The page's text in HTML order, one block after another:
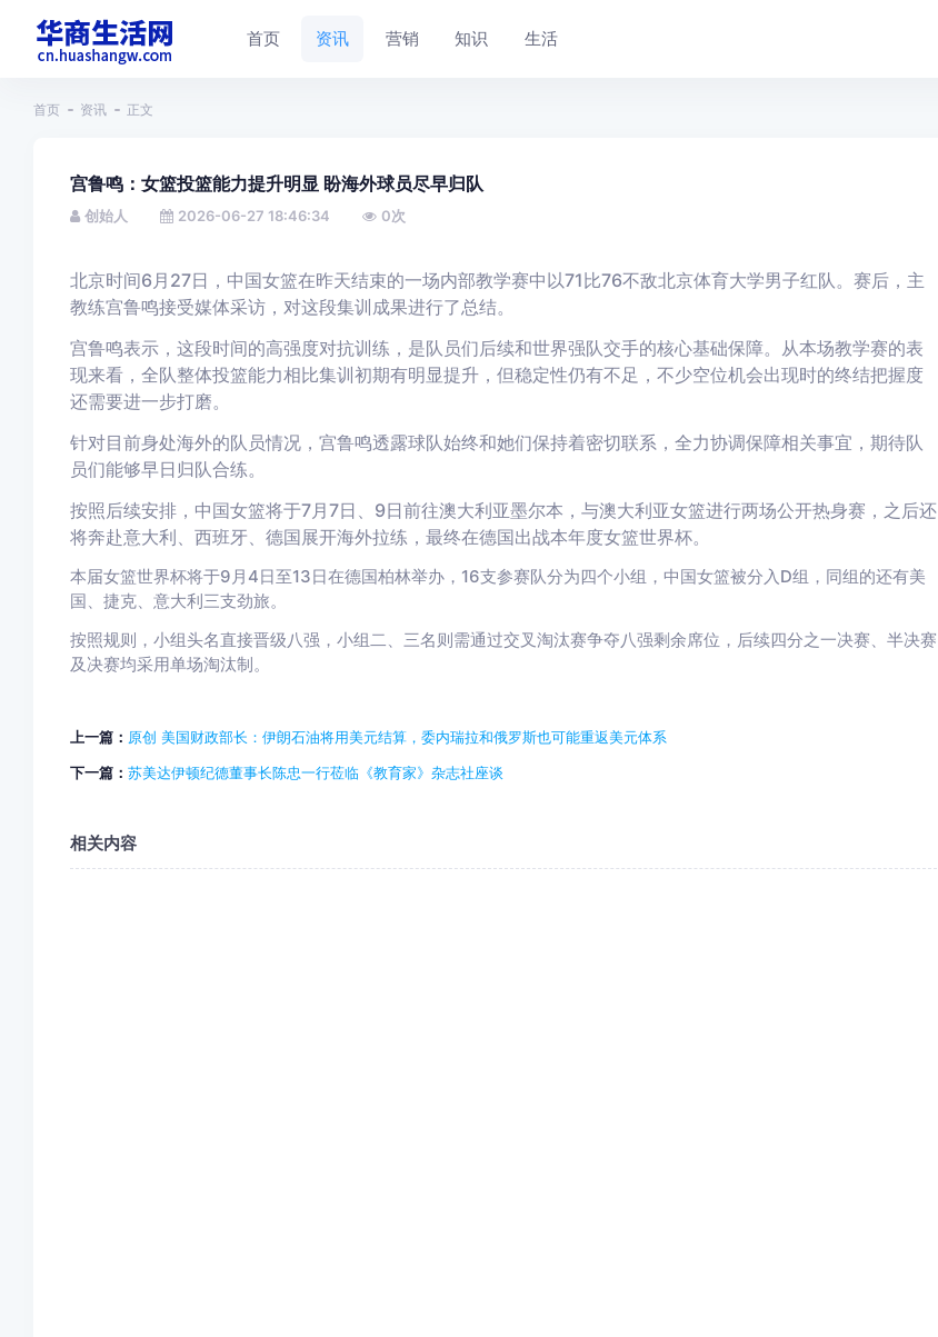
首页 资讯 营销 知识 生活
首页 资讯 正文
宫鲁鸣：女篮投篮能力提升明显 盼海外球员尽早归队
创始人 2026-06-27 18:46:34 0次
北京时间6月27日，中国女篮在昨天结束的一场内部教学赛中以71比76不敌北京体育大学男子红队。赛后，主
教练宫鲁鸣接受媒体采访，对这段集训成果进行了总结。
宫鲁鸣表示，这段时间的高强度对抗训练，是队员们后续和世界强队交手的核心基础保障。从本场教学赛的表
现来看，全队整体投篮能力相比集训初期有明显提升，但稳定性仍有不足，不少空位机会出现时的终结把握度
还需要进一步打磨。
针对目前身处海外的队员情况，宫鲁鸣透露球队始终和她们保持着密切联系，全力协调保障相关事宜，期待队
员们能够早日归队合练。
按照后续安排，中国女篮将于7月7日、9日前往澳大利亚墨尔本，与澳大利亚女篮进行两场公开热身赛，之后还
将奔赴意大利、西班牙、德国展开海外拉练，最终在德国出战本年度女篮世界杯。
本届女篮世界杯将于9月4日至13日在德国柏林举办，16支参赛队分为四个小组，中国女篮被分入D组，同组的还有美
国、捷克、意大利三支劲旅。
按照规则，小组头名直接晋级八强，小组二、三名则需通过交叉淘汰赛争夺八强剩余席位，后续四分之一决赛、半决赛
及决赛均采用单场淘汰制。
上一篇： 原创 美国财政部长：伊朗石油将用美元结算，委内瑞拉和俄罗斯也可能重返美元体系
下一篇： 苏美达伊顿纪德董事长陈忠一行莅临《教育家》杂志社座谈
相关内容